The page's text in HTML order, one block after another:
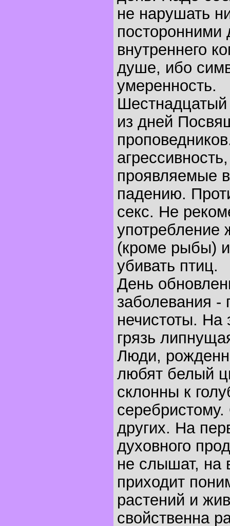
не нарушать
посторонними
внутреннего
душе, ибо
умеренность.
из дней
проявляемые
падению.
секс. Не
употребление
(кроме рыбы)
убивать птиц.
День
заболевания -
нечистоты. На
грязь
Люди,
любят белый
склонны к
других. На
духовного
не слышат, на
приходит
растений и
свойственна